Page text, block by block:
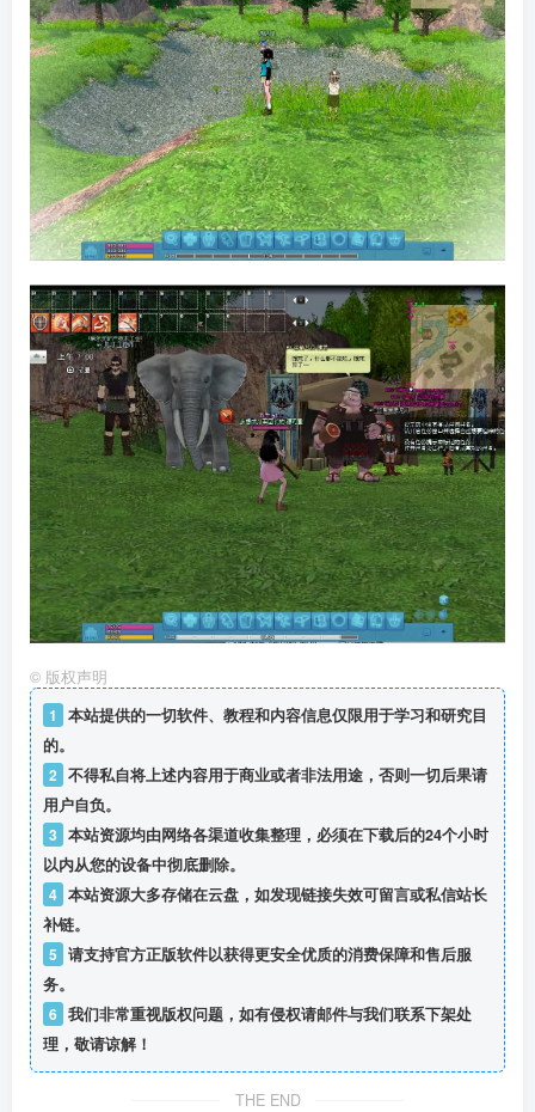
© 版权声明
1
本站提供的一切软件、教程和内容信息仅限用于学习和研究目
的。
2 不得私自将上述内容用于商业或者非法用途，否则一切后果请
用户自负。
3 本站资源均由网络各渠道收集整理，必须在下载后的24个小时
以内从您的设备中彻底删除。
4 本站资源大多存储在云盘，如发现链接失效可留言或私信站长
补链。
5 请支持官方正版软件以获得更安全优质的消费保障和售后服
务。
6 我们非常重视版权问题，如有侵权请邮件与我们联系下架处
理，敬请谅解！
THE END